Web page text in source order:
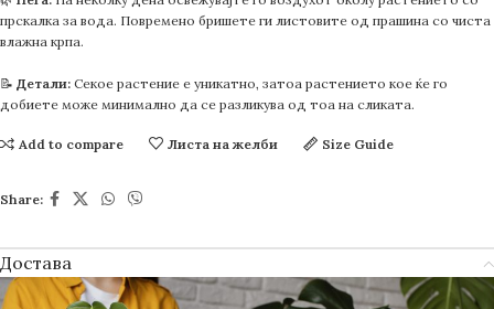
прскалка за вода. Повремено бришете ги листовите од прашина со чиста
влажна крпа.
📝 Детали: Секое растение е уникатно, затоа растението кое ќе го
добиете може минимално да се разликува од тоа на сликата.
Add to compare Листа на желби Size Guide
Share:
Достава